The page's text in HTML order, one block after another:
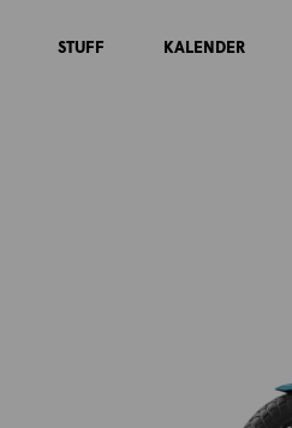
STUFF KALENDER